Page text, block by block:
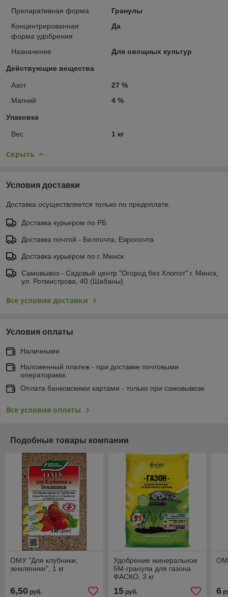
Препаративная форма
Гранулы
Концентрированная
форма удобрения
Да
Назначение Для овощных культур
Действующие вещества
Азот
27 %
Магний
4 %
Упаковка
Вес 1 кг
Скрыть
Условия доставки
Доставка осуществляется только по предоплате.
Доставка курьером по РБ
Доставка почтой - Белпочта, Европочта
Доставка курьером по г. Минск
Самовывоз - Садовый центр "Огород без Хлопот" г. Минск,
ул. Ротмистрова, 40 (Шабаны)
Все условия доставки
Условия оплаты
Наличными
Наложенный платеж - при доставке почтовыми
операторами.
Оплата банковскими картами - только при самовывозе
Все условия оплаты
Подобные товары компании
ОМУ "Для клубники,
земляники", 1 кг
6,50 руб.
Удобрение минеральное
5М-гранула для газона
ФАСКО, 3 кг
15руб. 6